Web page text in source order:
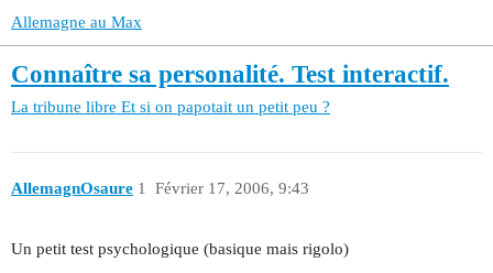
Allemagne au Max
Connaître sa personalité. Test interactif.
La tribune libre Et si on papotait un petit peu ?
AllemagnOsaure Février 17, 2006, 9:43
1
Un petit test psychologique (basique mais rigolo)